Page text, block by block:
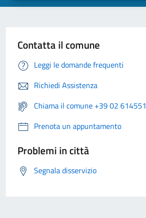
Contatta il comune
Leggi le domande frequenti
Richiedi Assistenza
Chiama il comune +39 02 614551
Prenota un appuntamento
Problemi in città
Segnala disservizio